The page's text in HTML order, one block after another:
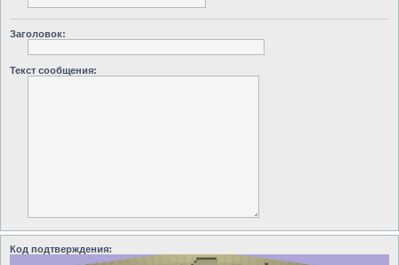
Заголовок:
Текст сообщения:
Код подтверждения: